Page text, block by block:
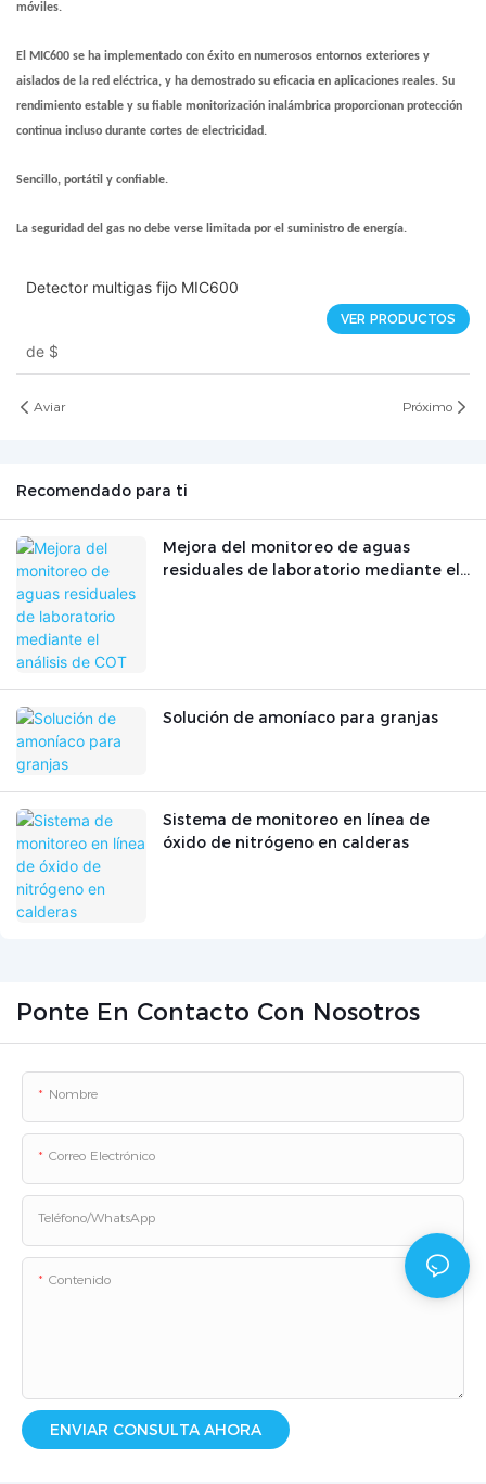
móviles.
El MIC600 se ha implementado con éxito en numerosos entornos exteriores y
aislados de la red eléctrica, y ha demostrado su eficacia en aplicaciones reales. Su
rendimiento estable y su fiable monitorización inalámbrica proporcionan protección
continua incluso durante cortes de electricidad.
Sencillo, portátil y confiable.
La seguridad del gas no debe verse limitada por el suministro de energía.
Detector multigas fijo MIC600
de $
VER PRODUCTOS
Aviar Próximo
Recomendado para ti
Mejora del monitoreo de aguas
residuales de laboratorio mediante el
Solución de amoníaco para granjas
Sistema de monitoreo en línea de
óxido de nitrógeno en calderas
Ponte En Contacto Con Nosotros
Nombre
Correo Electrónico
Teléfono/WhatsApp
Contenido
ENVIAR CONSULTA AHORA